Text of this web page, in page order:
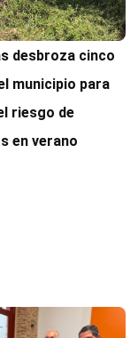
desbroza cinco
municipio para
riesgo de
en verano